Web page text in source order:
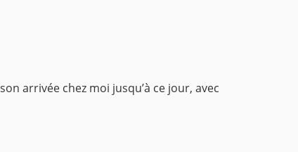
arrivée chez moi jusqu’à ce jour, avec